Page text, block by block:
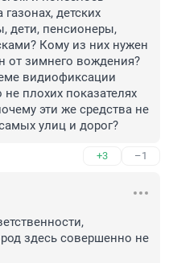
детских
дети, пенсионеры,
Кому из них нужен
от зимнего вождения?
видиофиксации
плохих показателях
эти же средства не
улиц и дорог?
+3 –1
здесь совершенно не